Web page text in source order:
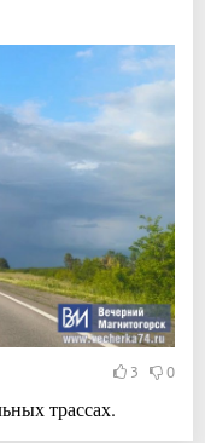
3 0
трассах.